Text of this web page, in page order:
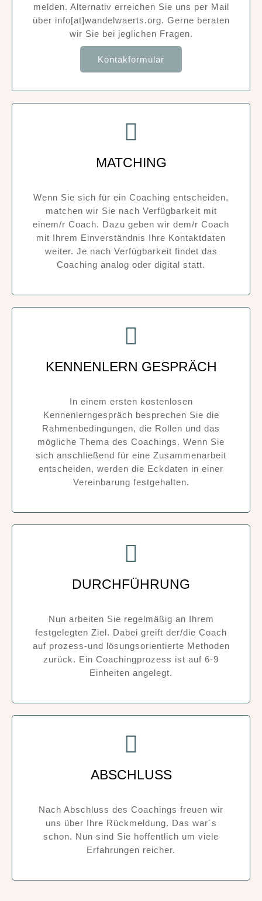
melden. Alternativ erreichen Sie uns per Mail
über info[at]wandelwaerts.org. Gerne beraten
wir Sie bei jeglichen Fragen.
Kontakformular
MATCHING
Wenn Sie sich für ein Coaching entscheiden,
matchen wir Sie nach Verfügbarkeit mit
einem/r Coach. Dazu geben wir dem/r Coach
mit Ihrem Einverständnis Ihre Kontaktdaten
weiter. Je nach Verfügbarkeit findet das
Coaching analog oder digital statt.
KENNENLERN GESPRÄCH
In einem ersten kostenlosen
Kennenlerngespräch besprechen Sie die
Rahmenbedingungen, die Rollen und das
mögliche Thema des Coachings. Wenn Sie
sich anschließend für eine Zusammenarbeit
entscheiden, werden die Eckdaten in einer
Vereinbarung festgehalten.
DURCHFÜHRUNG
Nun arbeiten Sie regelmäßig an Ihrem
festgelegten Ziel. Dabei greift der/die Coach
auf prozess-und lösungsorientierte Methoden
zurück. Ein Coachingprozess ist auf 6-9
Einheiten angelegt.
ABSCHLUSS
Nach Abschluss des Coachings freuen wir
uns über Ihre Rückmeldung. Das war´s
schon. Nun sind Sie hoffentlich um viele
Erfahrungen reicher.